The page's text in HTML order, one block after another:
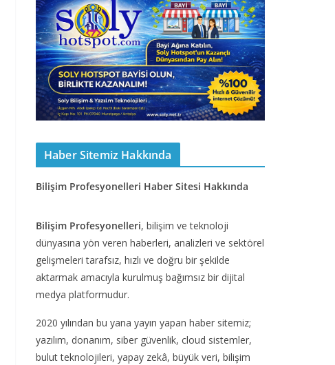
Haber Sitemiz Hakkında
Bilişim Profesyonelleri Haber Sitesi Hakkında
Bilişim Profesyonelleri, bilişim ve teknoloji
dünyasına yön veren haberleri, analizleri ve sektörel
gelişmeleri tarafsız, hızlı ve doğru bir şekilde
aktarmak amacıyla kurulmuş bağımsız bir dijital
medya platformudur.
2020 yılından bu yana yayın yapan haber sitemiz;
yazılım, donanım, siber güvenlik, cloud sistemler,
bulut teknolojileri, yapay zekâ, büyük veri, bilişim